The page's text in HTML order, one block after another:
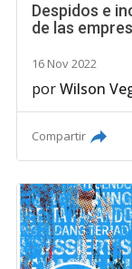
Despidos e
de las
16 Nov 2022
porWilson
Compartir